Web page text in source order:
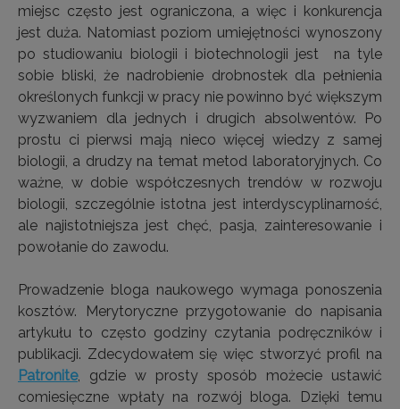
miejsc często jest ograniczona, a więc i konkurencja
jest duża. Natomiast poziom umiejętności wynoszony
po studiowaniu biologii i biotechnologii jest na tyle
sobie bliski, że nadrobienie drobnostek dla pełnienia
określonych funkcji w pracy nie powinno być większym
wyzwaniem dla jednych i drugich absolwentów. Po
prostu ci pierwsi mają nieco więcej wiedzy z samej
biologii, a drudzy na temat metod laboratoryjnych. Co
ważne, w dobie współczesnych trendów w rozwoju
biologii, szczególnie istotna jest interdyscyplinarność,
ale najistotniejsza jest chęć, pasja, zainteresowanie i
powołanie do zawodu.
Prowadzenie bloga naukowego wymaga ponoszenia
kosztów. Merytoryczne przygotowanie do napisania
artykułu to często godziny czytania podręczników i
publikacji. Zdecydowałem się więc stworzyć profil na
Patronite, gdzie w prosty sposób możecie ustawić
comiesięczne wpłaty na rozwój bloga. Dzięki temu